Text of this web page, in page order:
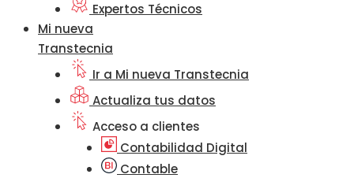
Expertos Técnicos
Mi nueva
Transtecnia
Ir a Mi nueva Transtecnia
Actualiza tus datos
Acceso a clientes
Contabilidad Digital
Contable